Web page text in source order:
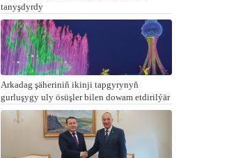
tanyşdyrdy
Arkadag şäheriniň ikinji tapgyrynyň
gurluşygy uly ösüşler bilen dowam etdirilýär